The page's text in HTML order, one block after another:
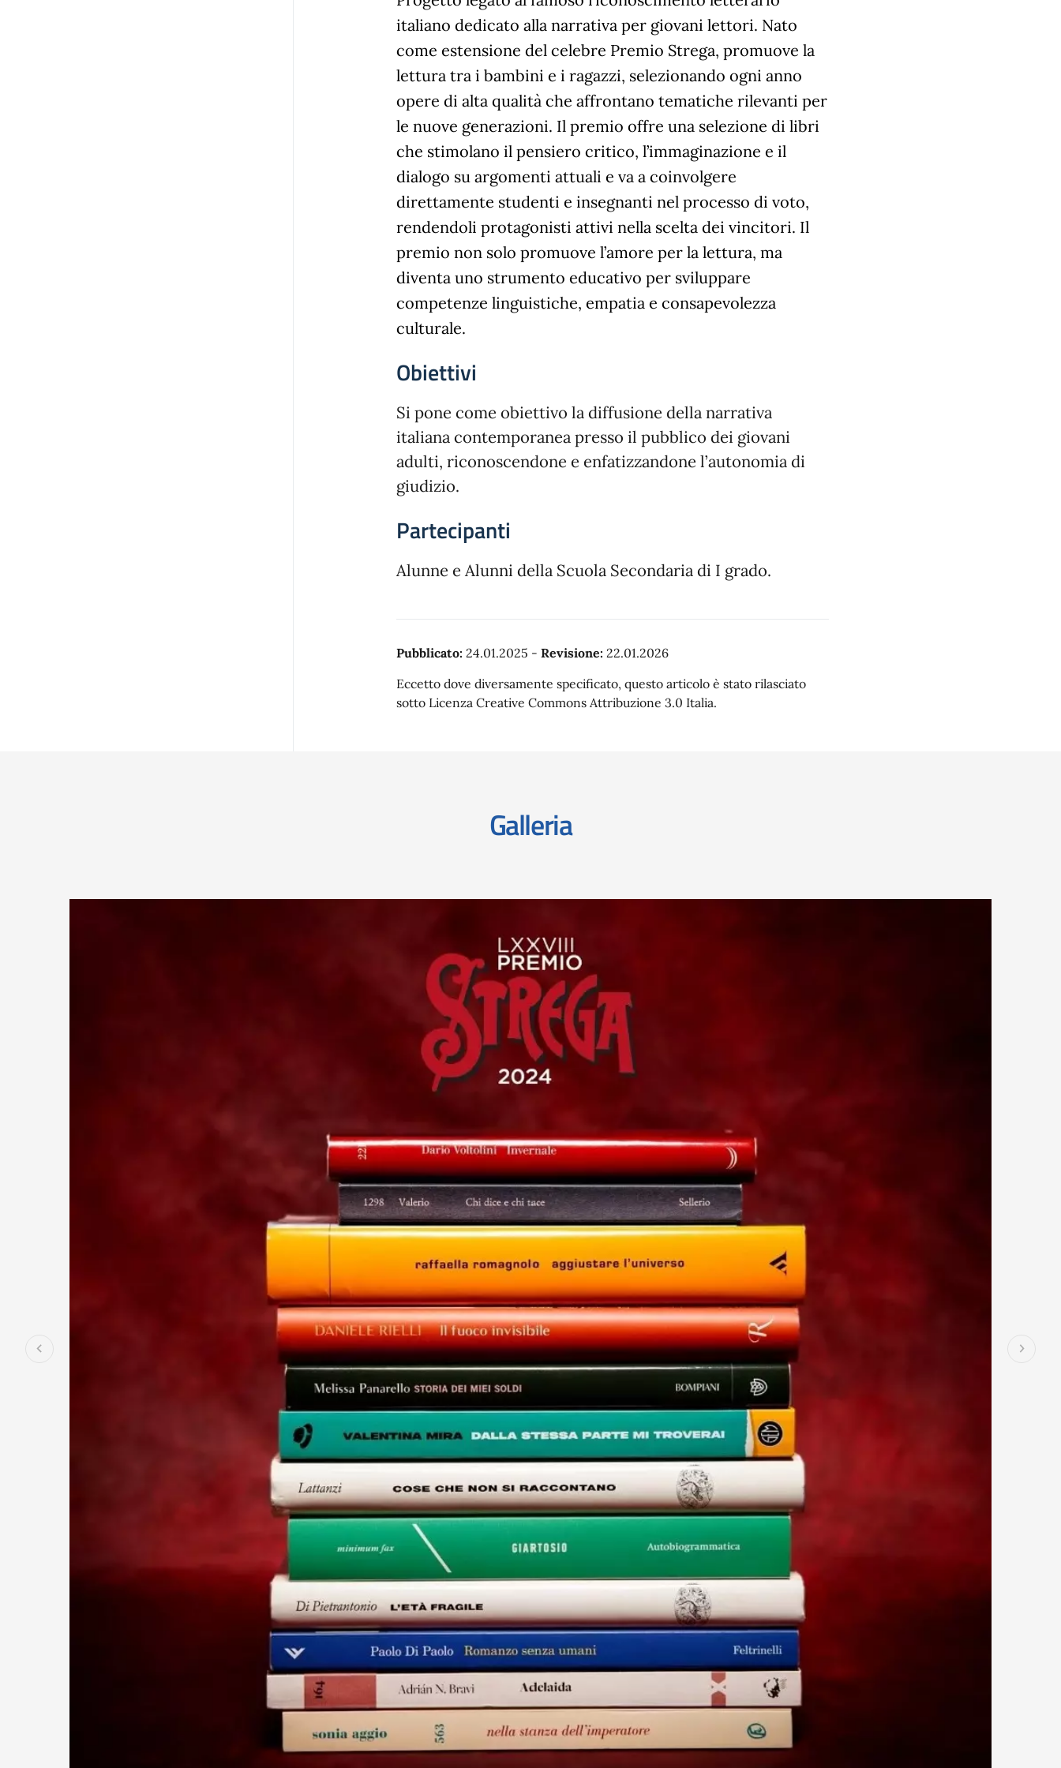
italiano dedicato alla narrativa per giovani lettori. Nato
come estensione del celebre Premio Strega, promuove la
lettura tra i bambini e i ragazzi, selezionando ogni anno
opere di alta qualità che affrontano tematiche rilevanti per
le nuove generazioni. Il premio offre una selezione di libri
che stimolano il pensiero critico, l’immaginazione e il
dialogo su argomenti attuali e va a coinvolgere
direttamente studenti e insegnanti nel processo di voto,
rendendoli protagonisti attivi nella scelta dei vincitori. Il
premio non solo promuove l’amore per la lettura, ma
diventa uno strumento educativo per sviluppare
competenze linguistiche, empatia e consapevolezza
culturale.
Obiettivi
Si pone come obiettivo la diffusione della narrativa
italiana contemporanea presso il pubblico dei giovani
adulti, riconoscendone e enfatizzandone l’autonomia di
giudizio.
Partecipanti
Alunne e Alunni della Scuola Secondaria di I grado.
Pubblicato: 24.01.2025 - Revisione: 22.01.2026
Eccetto dove diversamente specificato, questo articolo è stato rilasciato
sotto Licenza Creative Commons Attribuzione 3.0 Italia.
Galleria